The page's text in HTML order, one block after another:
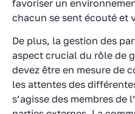
favoriser un
chacun se sent écouté et
De plus, la gestion des
aspect crucial du rôle de
devez être en mesure de
les attentes des
s’agisse des membres de